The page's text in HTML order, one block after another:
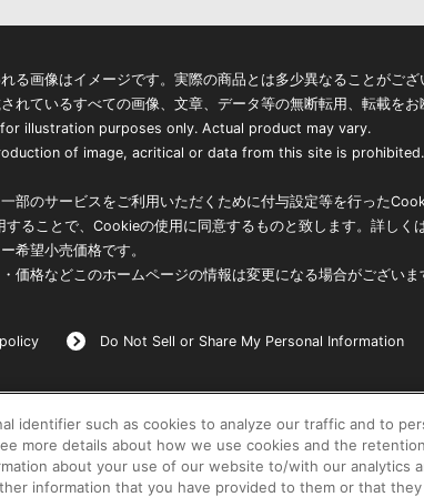
る画像はイメージです。実際の商品とは多少異なることがござ
れているすべての画像、文章、データ等の無断転用、転載をお
illustration purposes only. Actual product may vary.
of image, acritical or data from this site is prohibited.
部のサービスをご利用いただくために付与設定等を行った
ることで、Cookieの使用に同意するものと致します。詳しく
希望小売価格です。
価格などこのホームページの情報は変更になる場合がございま
Do Not Sell or Share My Personal Information
identifier such as cookies to analyze our traffic and to
more details about how we use cookies and the
about your use of our website to/with our analytics
information that you have provided to them or that